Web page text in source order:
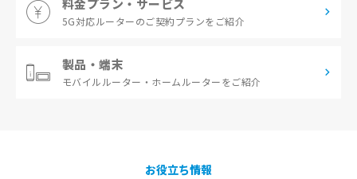
料金プラン・サービス
5G対応ルーターのご契約プランをご紹介
製品・端末
モバイルルーター・ ホームルーターをご紹介
お役立ち情報